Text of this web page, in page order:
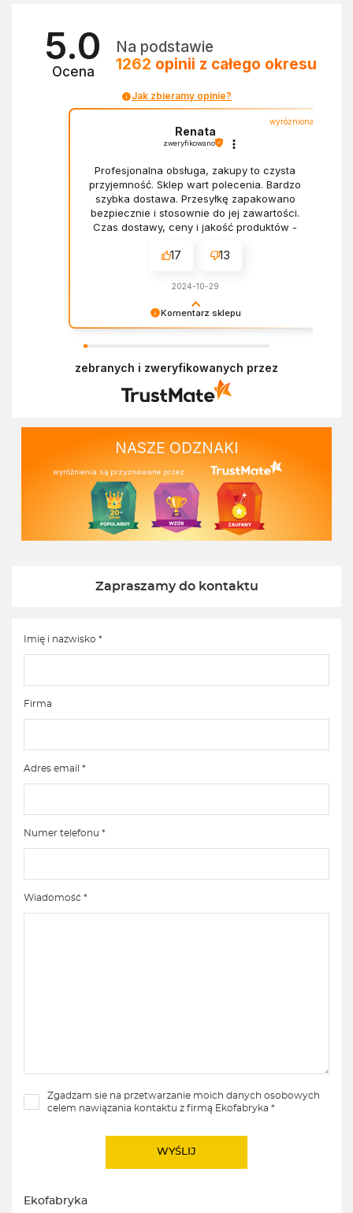
5.0
Ocena
Na podstawie
1262 opinii z całego okresu
Jak zbieramy opinie?
Komentarz sklepu
doświadczeniem. Z pozdrowieniami, Zespół
wyróżniona
Renata
zweryfikowano
Profesjonalna obsługa, zakupy to czysta
przyjemność. Sklep wart polecenia. Bardzo
szybka dostawa. Przesyłkę zapakowano
bezpiecznie i stosownie do jej zawartości.
Czas dostawy, ceny i jakość produktów -
17 13
2024-10-29
zebranych i zweryfikowanych przez
NASZE ODZNAKI
wyróżnienia są przyznawane przez
Zapraszamy do kontaktu
Imię i nazwisko *
Firma
Adres email *
Numer telefonu *
Wiadomość *
Zgadzam sie na przetwarzanie moich danych osobowych
celem nawiązania kontaktu z firmą Ekofabryka *
Ekofabryka